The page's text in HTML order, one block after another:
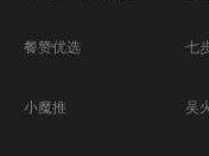
餐赞优选
小魔推
七
吴